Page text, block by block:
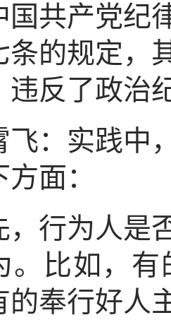
国共产党纪
条的规定，
违反了政治
飞：实践中
面：
，行为人是
。比如，
的奉行好人